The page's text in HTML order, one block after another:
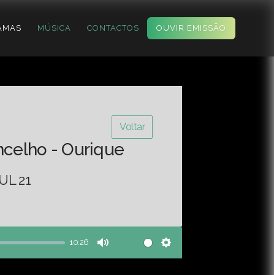
MÚSICA CONTACTOS OUVIR EMISSÃO
Voltar
- Ourique
21
10:26
Mute Settings